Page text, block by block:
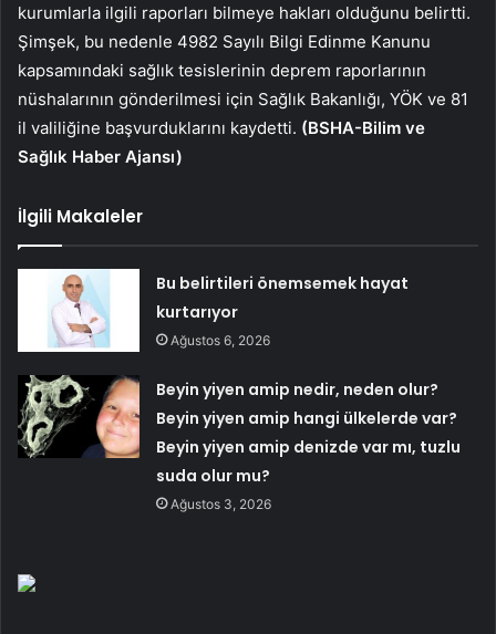
kurumlarla ilgili raporları bilmeye hakları olduğunu belirtti.
Şimşek, bu nedenle 4982 Sayılı Bilgi Edinme Kanunu
kapsamındaki sağlık tesislerinin deprem raporlarının
nüshalarının gönderilmesi için Sağlık Bakanlığı, YÖK ve 81
il valiliğine başvurduklarını kaydetti. (BSHA-Bilim ve
Sağlık Haber Ajansı)
İlgili Makaleler
Bu belirtileri önemsemek hayat
kurtarıyor
Ağustos 6, 2026
Beyin yiyen amip nedir, neden olur?
Beyin yiyen amip hangi ülkelerde var?
Beyin yiyen amip denizde var mı, tuzlu
suda olur mu?
Ağustos 3, 2026